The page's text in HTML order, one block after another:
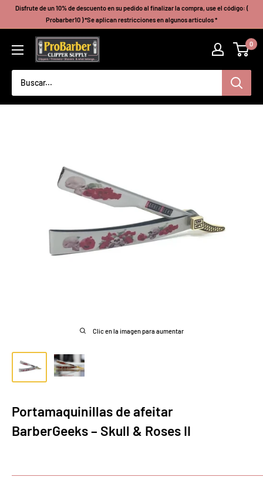
contenido
Disfrute de un 10% de descuento en su pedido al finalizar la compra, use el código: (
Probarber10 ) *Se aplican restricciones en algunos artículos *
Probarberclippersupply 0
Clic en la imagen para aumentar
Portamaquinillas de afeitar
BarberGeeks – Skull & Roses II